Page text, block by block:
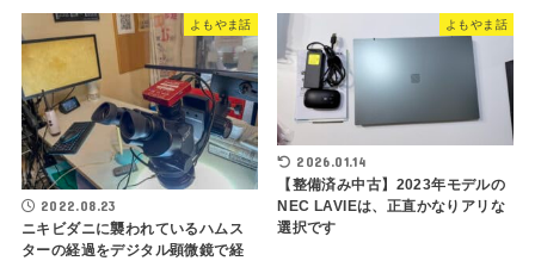
よもやま話
2022.08.23
ニキビダニに襲われているハムス
ターの経過をデジタル顕微鏡で経
よもやま話
2026.01.14
【整備済み中古】2023年モデルの
NEC LAVIEは、正直かなりアリな
選択です